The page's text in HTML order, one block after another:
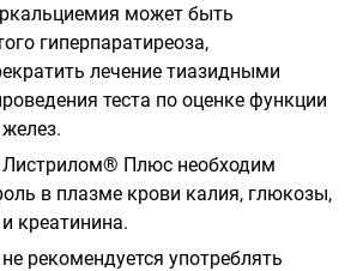
может быть
гиперпаратиреоза,
лечение тиазидными
теста по оценке функции
Листрилом® Плюс необходим
в плазме крови калия, глюкозы,
креатинина.
рекомендуется употреблять